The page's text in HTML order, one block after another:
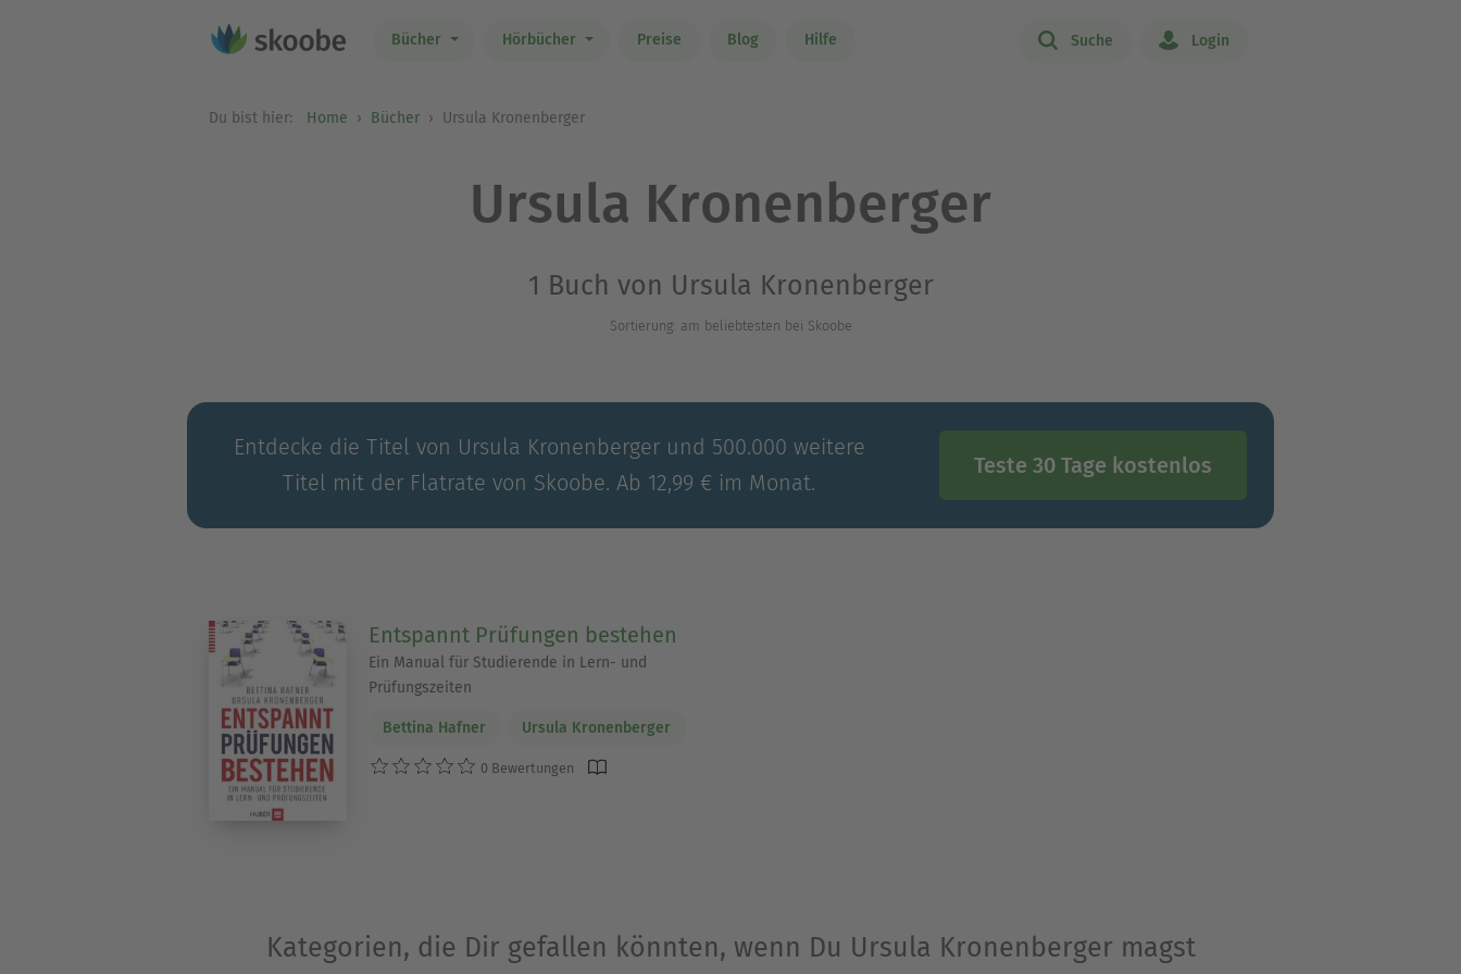
Bücher Hörbücher Preise Blog Hilfe Suche Login
Du bist hier: Home Bücher Ursula Kronenberger
Ursula Kronenberger
1 Buch von Ursula Kronenberger
Sortierung: am beliebtesten bei Skoobe
Entdecke die Titel von Ursula Kronenberger und 500.000 weitere
Titel mit der Flatrate von Skoobe. Ab 12,99 € im Monat.
Teste 30 Tage kostenlos
Entspannt Prüfungen bestehen
Ein Manual für Studierende in Lern- und
Prüfungszeiten
Bettina Hafner Ursula Kronenberger
0 Bewertungen
Kategorien, die Dir gefallen könnten, wenn Du Ursula Kronenberger magst